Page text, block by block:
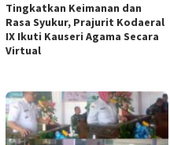
Tingkatkan Keimanan dan
Rasa Syukur, Prajurit Kodaeral
IX Ikuti Kauseri Agama Secara
Virtual